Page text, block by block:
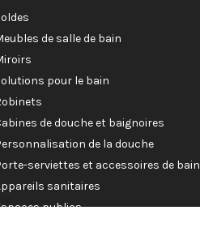
soldes
meubles de salle de bain
miroirs
solutions pour le bain
robinets
cabines de douche et baignoires
personnalisation de la douche
porte-serviettes et accessoires de bain
appareils sanitaires
espaces publics